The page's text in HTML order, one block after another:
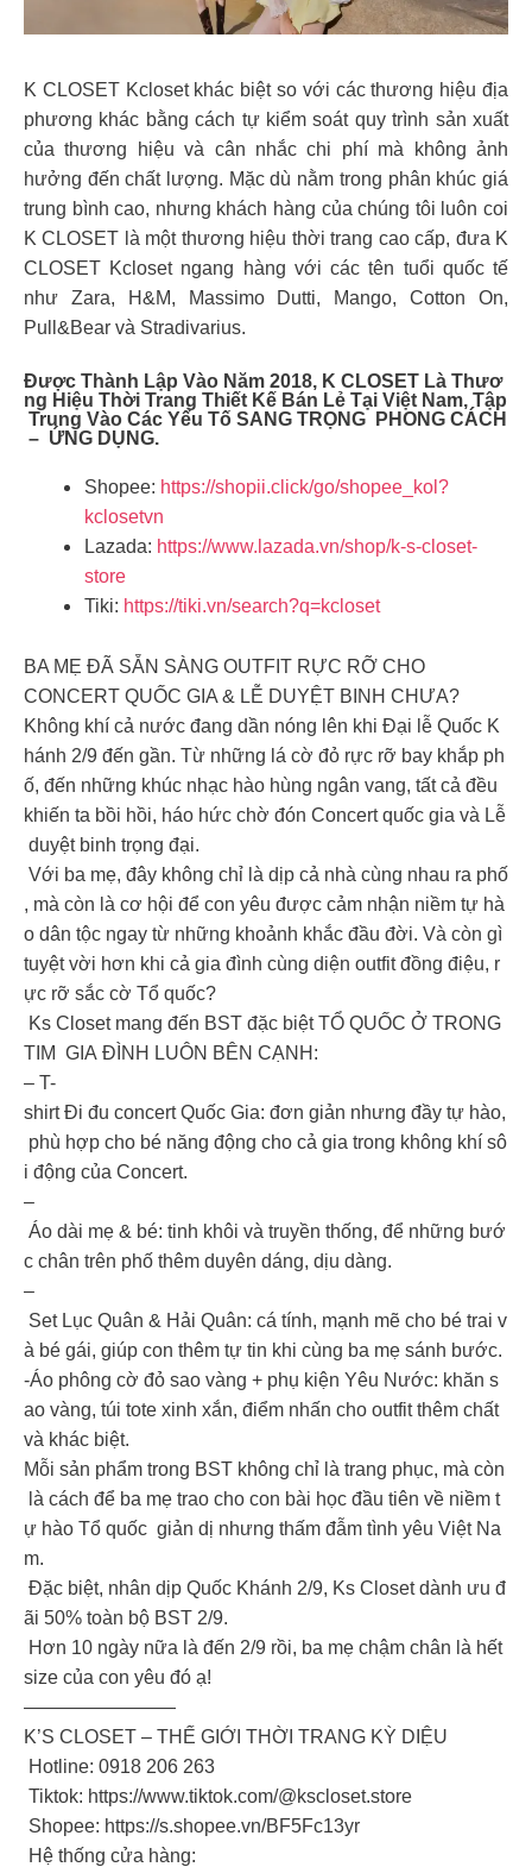
K CLOSET Kcloset khác biệt so với các thương hiệu địa
phương khác bằng cách tự kiểm soát quy trình sản xuất
của thương hiệu và cân nhắc chi phí mà không ảnh
hưởng đến chất lượng. Mặc dù nằm trong phân khúc giá
trung bình cao, nhưng khách hàng của chúng tôi luôn coi
K CLOSET là một thương hiệu thời trang cao cấp, đưa K
CLOSET Kcloset ngang hàng với các tên tuổi quốc tế
như Zara, H&M, Massimo Dutti, Mango, Cotton On,
Pull&Bear và Stradivarius.
Được Thành Lập Vào Năm 2018, K CLOSET Là Thươ
Ng Hiệu Thời Trang Thiết Kế Bán Lẻ Tại Việt Nam, Tập
Trung Vào Các Yếu Tố SANG TRỌNG PHONG CÁCH
– ỨNG DỤNG.
Shopee: https://shopii.click/go/shopee_kol?
kclosetvn
Lazada: https://www.lazada.vn/shop/k-s-closet-
store
Tiki: https://tiki.vn/search?q=kcloset
BA MẸ ĐÃ SẴN SÀNG OUTFIT RỰC RỠ CHO
CONCERT QUỐC GIA & LỄ DUYỆT BINH CHƯA?
Không khí cả nước đang dần nóng lên khi Đại lễ Quốc K
hánh 2/9 đến gần. Từ những lá cờ đỏ rực rỡ bay khắp ph
ố, đến những khúc nhạc hào hùng ngân vang, tất cả đều
khiến ta bồi hồi, háo hức chờ đón Concert quốc gia và Lễ
duyệt binh trọng đại.
‍‍‍ Với ba mẹ, đây không chỉ là dịp cả nhà cùng nhau ra phố
, mà còn là cơ hội để con yêu được cảm nhận niềm tự hà
o dân tộc ngay từ những khoảnh khắc đầu đời. Và còn gì
tuyệt vời hơn khi cả gia đình cùng diện outfit đồng điệu, r
ực rỡ sắc cờ Tổ quốc?
Ks Closet mang đến BST đặc biệt TỔ QUỐC Ở TRONG
TIM GIA ĐÌNH LUÔN BÊN CẠNH:
– T-
shirt Đi đu concert Quốc Gia: đơn giản nhưng đầy tự hào,
phù hợp cho bé năng động cho cả gia trong không khí sô
i động của Concert.
–
Áo dài mẹ & bé: tinh khôi và truyền thống, để những bướ
c chân trên phố thêm duyên dáng, dịu dàng.
–
Set Lục Quân & Hải Quân: cá tính, mạnh mẽ cho bé trai v
à bé gái, giúp con thêm tự tin khi cùng ba mẹ sánh bước.
-Áo phông cờ đỏ sao vàng + phụ kiện Yêu Nước: khăn s
ao vàng, túi tote xinh xắn, điểm nhấn cho outfit thêm chất
và khác biệt.
Mỗi sản phẩm trong BST không chỉ là trang phục, mà còn
là cách để ba mẹ trao cho con bài học đầu tiên về niềm t
ự hào Tổ quốc giản dị nhưng thấm đẫm tình yêu Việt Na
m.
Đặc biệt, nhân dịp Quốc Khánh 2/9, Ks Closet dành ưu đ
ãi 50% toàn bộ BST 2/9.
Hơn 10 ngày nữa là đến 2/9 rồi, ba mẹ chậm chân là hết
size của con yêu đó ạ!
————————
K’S CLOSET – THẾ GIỚI THỜI TRANG KỲ DIỆU
Hotline: 0918 206 263
Tiktok: https://www.tiktok.com/@kscloset.store
Shopee: https://s.shopee.vn/BF5Fc13yr
Hệ thống cửa hàng: